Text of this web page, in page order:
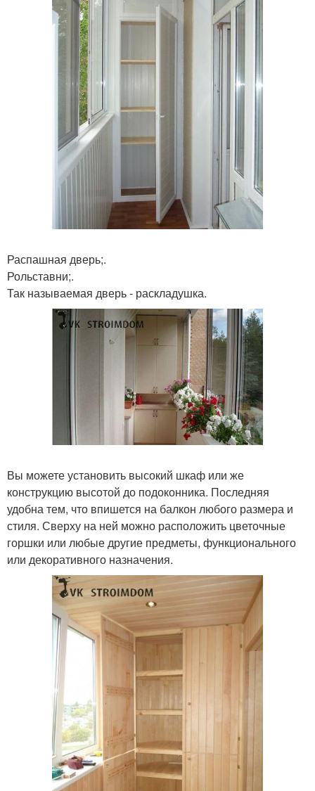
Распашная дверь;.
Рольставни;.
Так называемая дверь - раскладушка.
Вы можете установить высокий шкаф или же
конструкцию высотой до подоконника. Последняя
удобна тем, что впишется на балкон любого размера и
стиля. Сверху на ней можно расположить цветочные
горшки или любые другие предметы, функционального
или декоративного назначения.